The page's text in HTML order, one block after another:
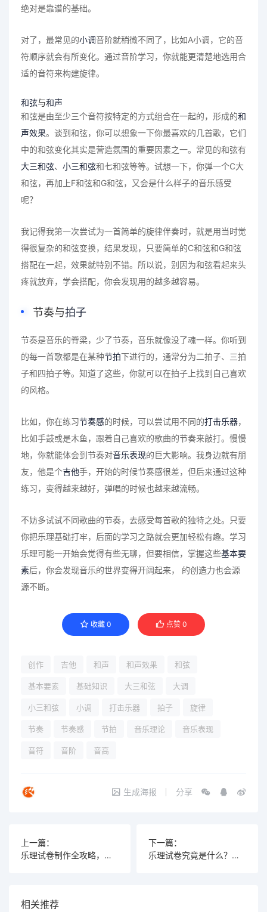
绝对是靠谱的基础。
对了，最常见的小调音阶就稍微不同了，比如A小调，它的音
符顺序就会有所变化。通过音阶学习，你就能更清楚地选用合
适的音符来构建旋律。
和弦与和声
和弦是由至少三个音符按特定的方式组合在一起的，形成的和
声效果。谈到和弦，你可以想象一下你最喜欢的几首歌，它们
中的和弦变化其实是营造氛围的重要因素之一。常见的和弦有
大三和弦、 小三和弦和七和弦等等。试想一下，你弹一个C大
和弦，再加上F和弦和G和弦，又会是什么样子的音乐感受
呢？
我记得我第一次尝试为一首简单的旋律伴奏时，就是用当时觉
得很复杂的和弦变换，结果发现，只要简单的C和弦和G和弦
搭配在一起，效果就特别不错。所以说，别因为和弦看起来头
疼就放弃，学会搭配，你会发现用的越多越容易。
节奏与拍子
节奏是音乐的脊梁，少了节奏，音乐就像没了魂一样。你听到
的每一首歌都是在某种节拍下进行的，通常分为二拍子、三拍
子和四拍子等。知道了这些，你就可以在拍子上找到自己喜欢
的风格。
比如，你在练习节奏感的时候，可以尝试用不同的打击乐器，
比如手鼓或是木鱼，跟着自己喜欢的歌曲的节奏来敲打。慢慢
地，你就能体会到节奏对音乐表现的巨大影响。我身边就有朋
友，他是个吉他手，开始的时候节奏感很差，但后来通过这种
练习，变得越来越好，弹唱的时候也越来越流畅。
不妨多试试不同歌曲的节奏，去感受每首歌的独特之处。只要
你把乐理基础打牢，后面的学习之路就会更加轻松有趣。学习
乐理可能一开始会觉得有些无聊，但要相信，掌握这些基本要
素后，你会发现音乐的世界变得开阔起来， 的创造力也会源
源不断。
收藏 0 点赞 0
创作 吉他 和声 和声效果 和弦
基本要素 基础知识 大三和弦 大调
小三和弦 小调 打击乐器 拍子 旋律
节奏 节奏感 节拍 音乐理论 音乐表现
音符 音阶 音高
生成海报 分享
上一篇：
乐理试卷制作全攻略，这些软件你绝对不能错过！
下一篇：
乐理试卷究竟是什么？它对音乐学习有什么关键影响？
相关推荐